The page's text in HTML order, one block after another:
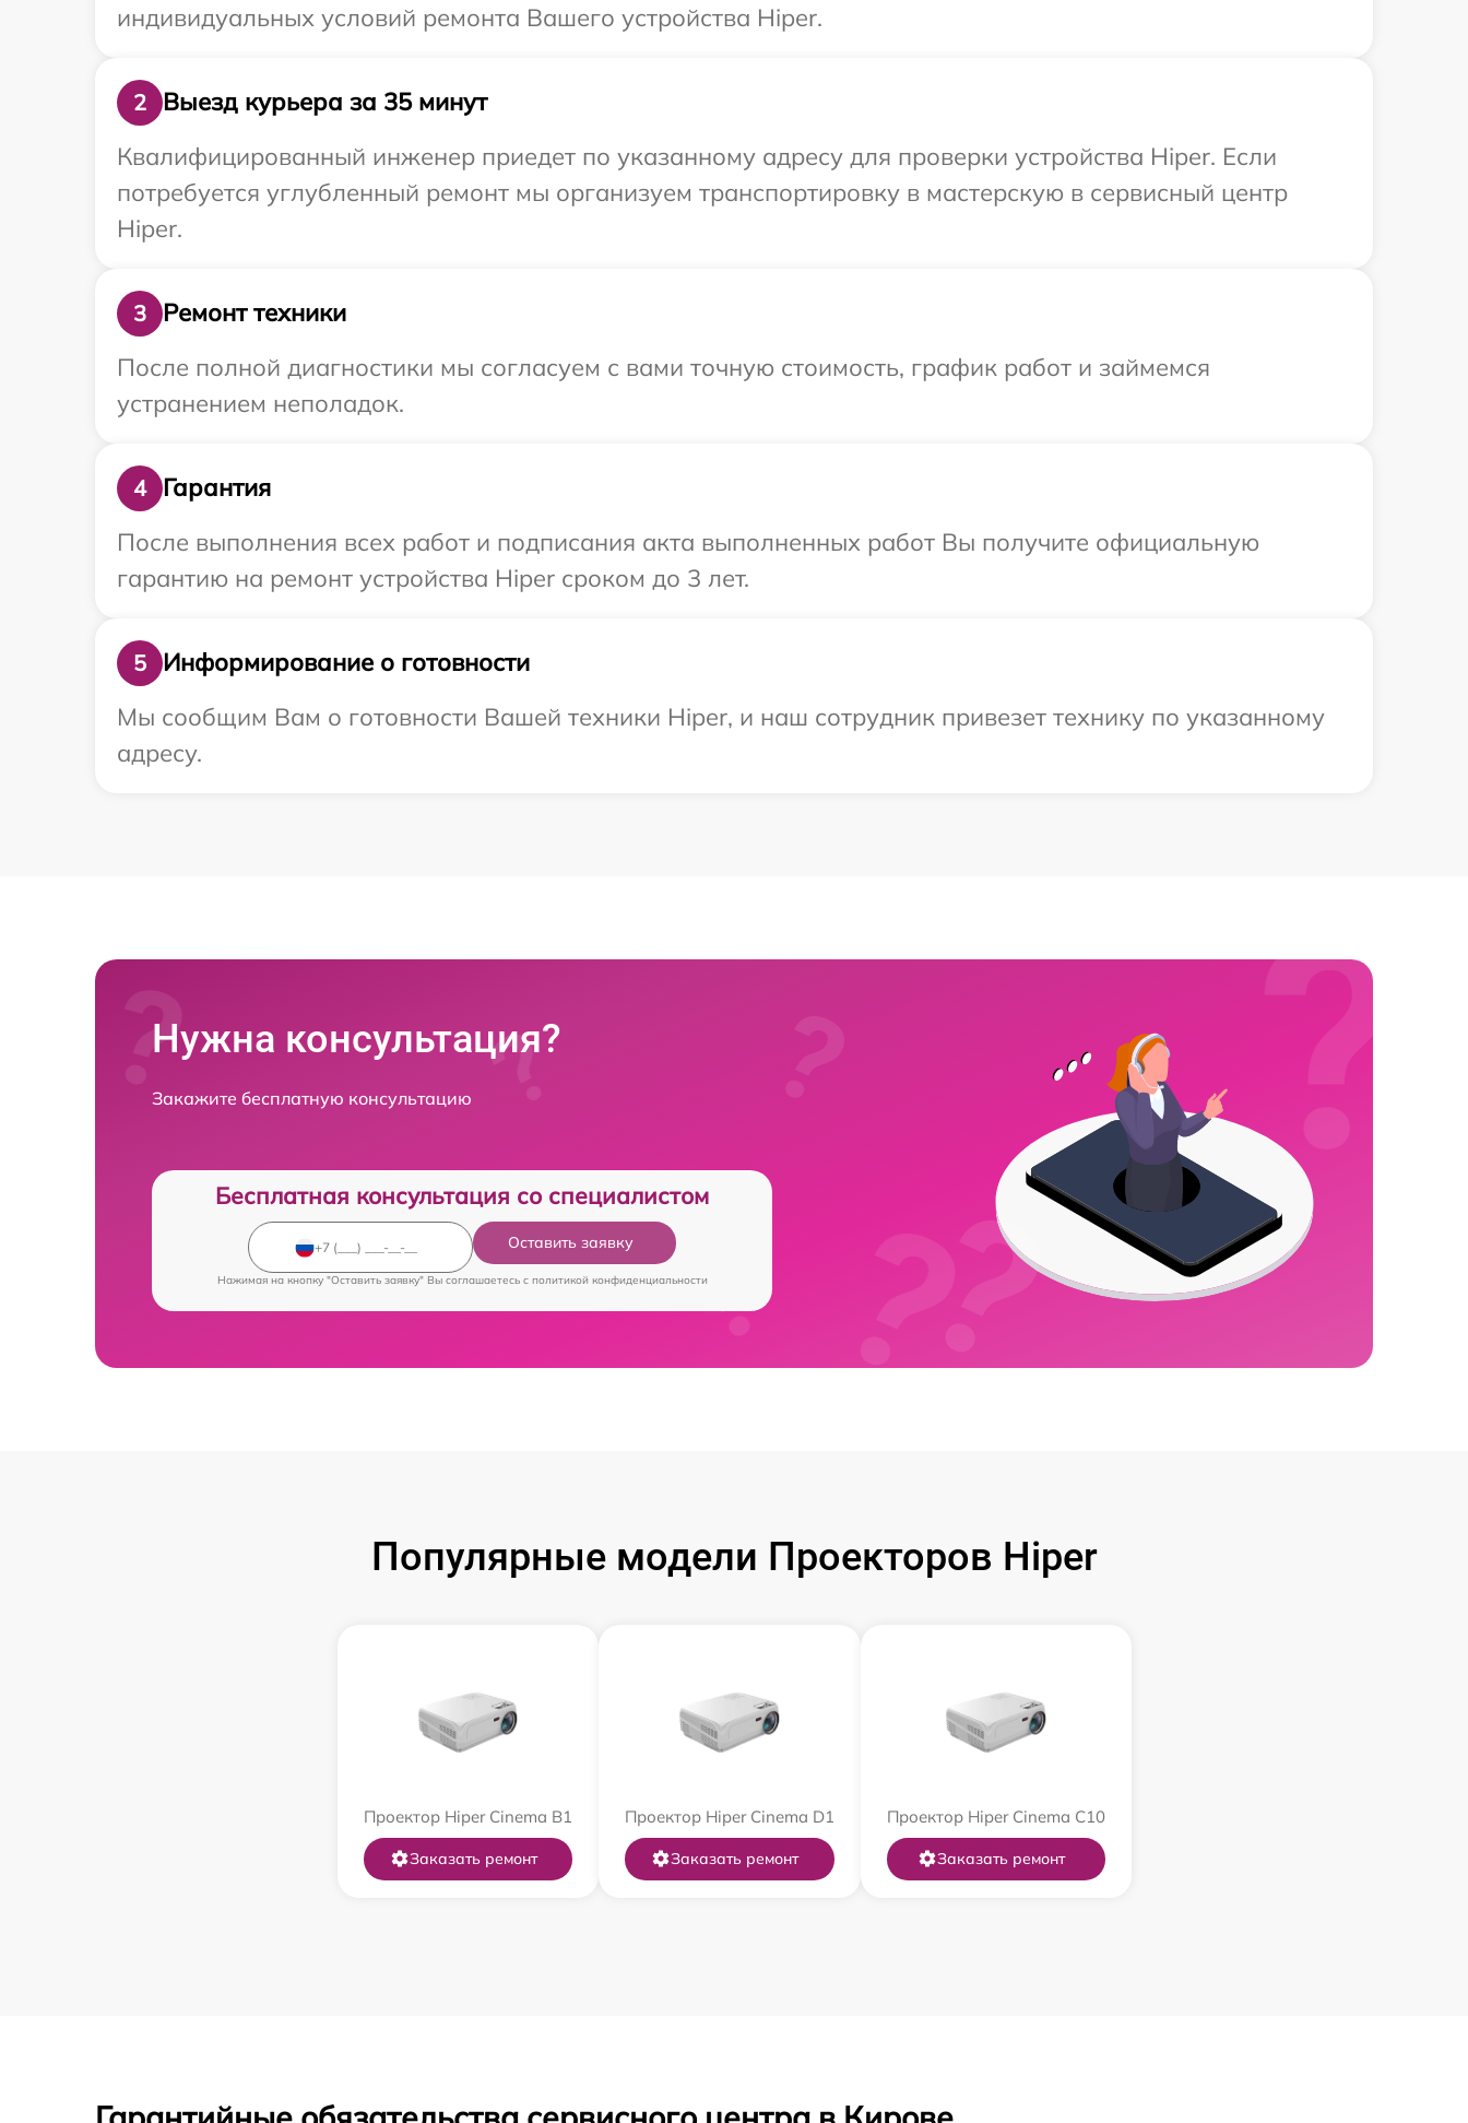
индивидуальных условий ремонта Вашего устройства Hiper.
2
Выезд курьера за 35 минут
Квалифицированный инженер приедет по указанному адресу для проверки устройства Hiper. Если
потребуется углубленный ремонт мы организуем транспортировку в мастерскую в сервисный центр
Hiper.
3
Ремонт техники
После полной диагностики мы согласуем с вами точную стоимость, график работ и займемся
устранением неполадок.
4
Гарантия
После выполнения всех работ и подписания акта выполненных работ Вы получите официальную
гарантию на ремонт устройства Hiper сроком до 3 лет.
5
Информирование о готовности
Мы сообщим Вам о готовности Вашей техники Hiper, и наш сотрудник привезет технику по указанному
адресу.
Нужна консультация?
Закажите бесплатную консультацию
Бесплатная консультация со специалистом
Оставить заявку
Нажимая на кнопку "Оставить заявку" Вы соглашаетесь c политикой конфиденциальности
Популярные модели Проекторов Hiper
Проектор Hiper Cinema B1
Заказать ремонт
Проектор Hiper Cinema D1
Заказать ремонт
Проектор Hiper Cinema C10
Заказать ремонт